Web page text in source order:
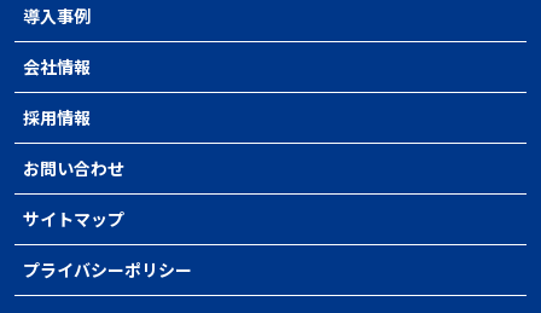
導入事例
会社情報
採用情報
お問い合わせ
サイトマップ
プライバシーポリシー